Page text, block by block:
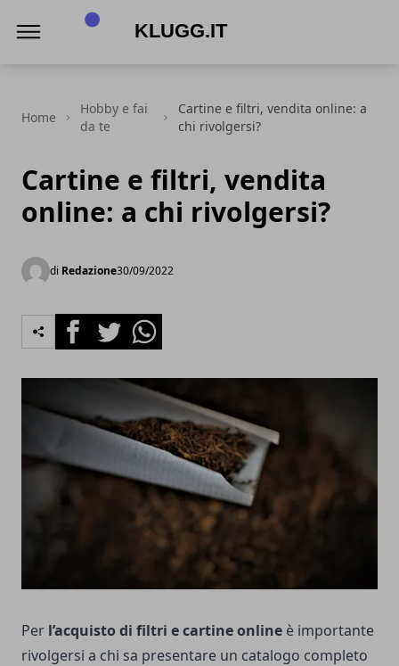
Home
Hobby e fai
da te
Cartine e filtri, vendita online: a
chi rivolgersi?
Cartine e filtri, vendita
online: a chi rivolgersi?
di Redazione30/09/2022
FacebookTwitterWhatsapp
Per l’acquisto di filtri e cartine online è importante
rivolgersi a chi sa presentare un catalogo completo